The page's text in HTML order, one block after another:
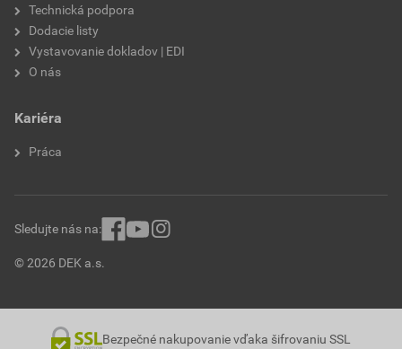
Technická podpora
Dodacie listy
Vystavovanie dokladov | EDI
O nás
Kariéra
Práca
© 2026 DEK a.s.
Sledujte nás na:
Bezpečné nakupovanie vďaka šifrovaniu SSL